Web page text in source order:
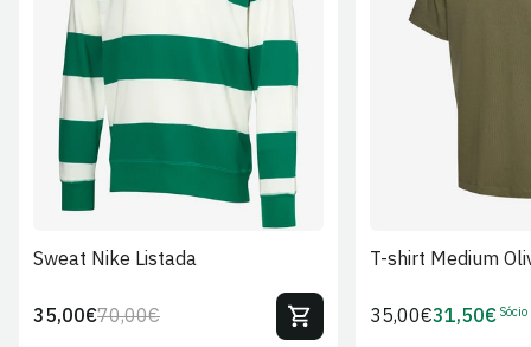
S XL 2XL
Sweat Nike Listada
Preço
70,00€Preço
35,00€
T-shirt Medium
Preço
35,00€Preço
31,50€ Sócio